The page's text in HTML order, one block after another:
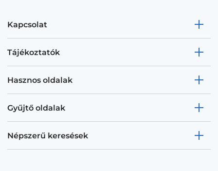
Kapcsolat
Tájékoztatók
Hasznos oldalak
Gyűjtő oldalak
Népszerű keresések